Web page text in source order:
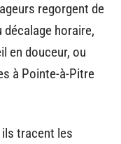
regorgent de
décalage horaire,
en douceur, ou
à Pointe-à-Pitre
ils tracent les